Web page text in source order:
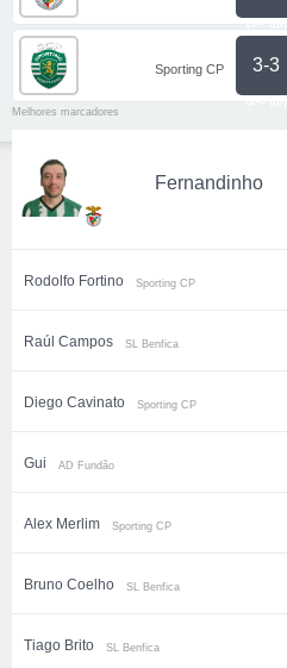
(5-7 gp)
Sporting CP 3-3
(2-0 gp)
Melhores marcadores
Fernandinho
Rodolfo Fortino Sporting CP
Raúl Campos SL Benfica
Diego Cavinato Sporting CP
Gui AD Fundão
Alex Merlim Sporting CP
Bruno Coelho SL Benfica
Tiago Brito SL Benfica